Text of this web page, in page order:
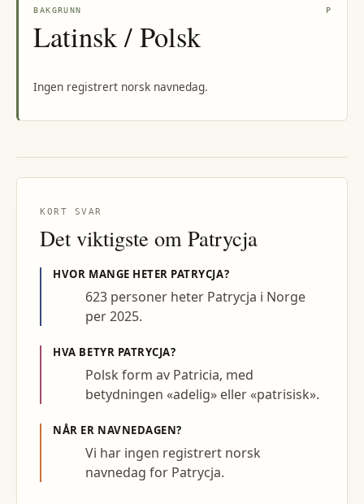
BAKGRUNN P
Latinsk / Polsk
Ingen registrert norsk navnedag.
KORT SVAR
Det viktigste om Patrycja
HVOR MANGE HETER PATRYCJA?
623 personer heter Patrycja i Norge
per 2025.
HVA BETYR PATRYCJA?
Polsk form av Patricia, med
betydningen «adelig» eller «patrisisk».
NÅR ER NAVNEDAGEN?
Vi har ingen registrert norsk
navnedag for Patrycja.